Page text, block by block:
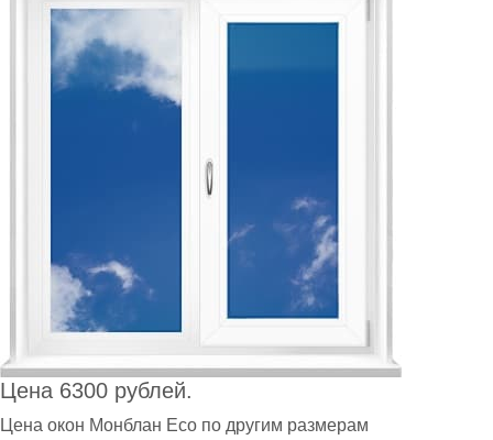
Цена 6300 рублей.
Цена oкон Монблан Eco по другим размерам